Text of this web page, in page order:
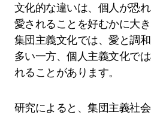
文化的な違いは、個人が恐
愛されることを好むかに大き
集団主義文化では、愛と調
多い一方、個人主義文化で
れることがあります。
研究によると、集団主義社